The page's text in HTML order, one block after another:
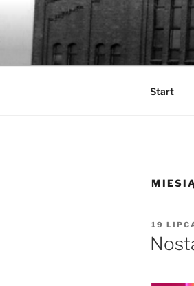
Przejdź
Start
W
19